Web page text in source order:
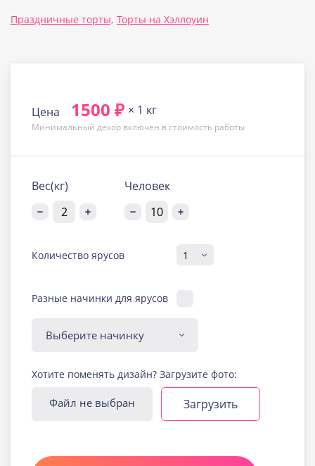
Праздничные торты, Торты на Хэллоуин
Цена 1500 ₽ × 1 кг
Минимальный декор включен в стоимость работы
Вес(кг) Человек
Количество ярусов
Разные начинки для ярусов
Диабетическая-
безглютеновая начинка
Узнать подробнее о начинке
Йогуртовая с ягодами
Узнать подробнее о начинке
Карамельная
Хотите поменять дизайн? Загрузите фото:
Файл не выбран Загрузить